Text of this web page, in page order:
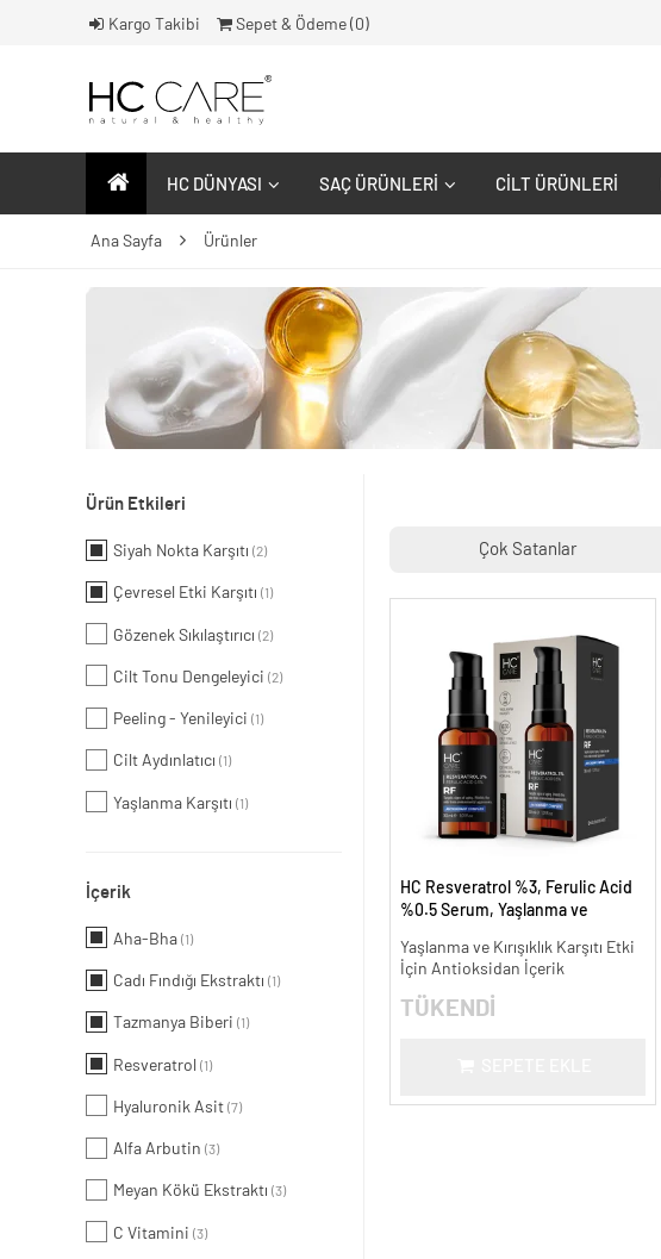
Kargo Takibi Sepet & Ödeme ( 0)
HC DÜNYASI SAÇ ÜRÜNLERI CILT ÜRÜNLERI
Ana Sayfa Ürünler
Ürün Etkileri
Siyah Nokta Karşıtı (2)
Çevresel Etki Karşıtı (1)
Gözenek Sıkılaştırıcı (2)
Cilt Tonu Dengeleyici (2)
Peeling - Yenileyici (1)
Cilt Aydınlatıcı (1)
Yaşlanma Karşıtı (1)
İçerik
Aha-Bha (1)
Cadı Fındığı Ekstraktı (1)
Tazmanya Biberi (1)
Resveratrol (1)
Hyaluronik Asit (7)
Alfa Arbutin (3)
Meyan Kökü Ekstraktı (3)
C Vitamini (3)
Çok Satanlar
HC Resveratrol %3, Ferulic Acid
%0.5 Serum, Yaşlanma ve
Yaşlanma ve Kırışıklık Karşıtı Etki
İçin Antioksidan İçerik
TÜKENDİ